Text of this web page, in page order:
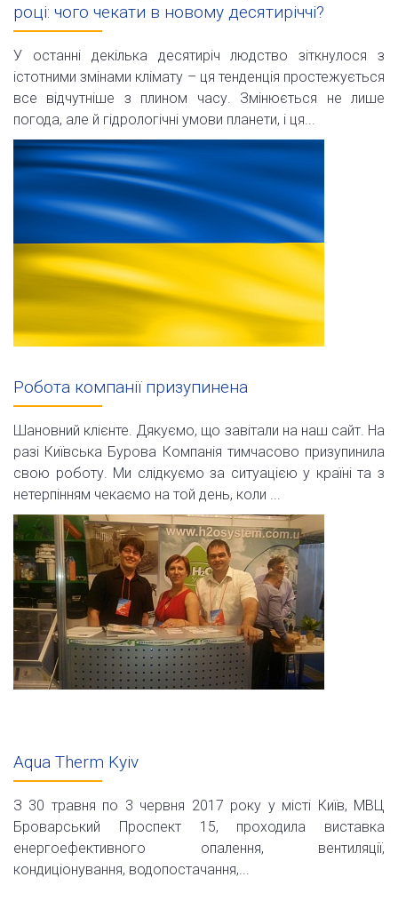
році: чого чекати в новому десятиріччі?
У останні декілька десятиріч людство зіткнулося з
істотними змінами клімату – ця тенденція простежується
все відчутніше з плином часу. Змінюється не лише
погода, але й гідрологічні умови планети, і ця...
Робота компанії призупинена
Шановний клієнте. Дякуємо, що завітали на наш сайт. На
разі Київська Бурова Компанія тимчасово призупинила
свою роботу. Ми слідкуємо за ситуацією у країні та з
нетерпінням чекаємо на той день, коли ...
Aqua Therm Kyiv
З 30 травня по 3 червня 2017 року у місті Київ, МВЦ
Броварський Проспект 15, проходила виставка
енергоефективного опалення, вентиляції,
кондиціонування, водопостачання,...